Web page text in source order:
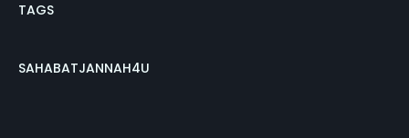
TAGS
SAHABATJANNAH4U